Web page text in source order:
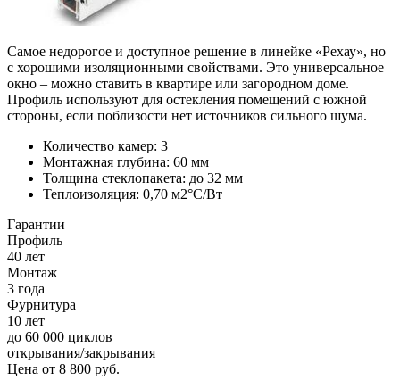
Самое недорогое и доступное решение в линейке «Рехау», но
с хорошими изоляционными свойствами. Это универсальное
окно – можно ставить в квартире или загородном доме.
Профиль используют для остекления помещений с южной
стороны, если поблизости нет источников сильного шума.
Количество камер: 3
Монтажная глубина: 60 мм
Толщина стеклопакета: до 32 мм
Теплоизоляция: 0,70 м2°С/Вт
Гарантии
Профиль
40 лет
Монтаж
3 года
Фурнитура
10 лет
до 60 000 циклов
открывания/закрывания
Цена от 8 800 руб.